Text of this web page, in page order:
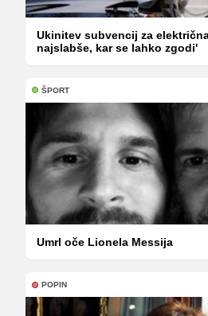
Ukinitev subvencij za
najslabše, kar se lahko zgodi'
ŠPORT
Umrl oče Lionela Messija
POPIN